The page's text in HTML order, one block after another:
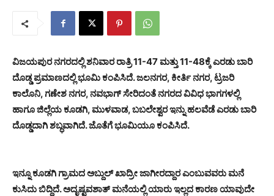
ವಿಜಯಪುರ ನಗರದಲ್ಲಿ ಶನಿವಾರ ರಾತ್ರಿ 11-47 ಮತ್ತು 11-48ಕ್ಕೆ ಎರಡು ಬಾರಿ
ದೊಡ್ಡ ಪ್ರಮಾಣದಲ್ಲಿ ಭೂಮಿ ಕಂಪಿಸಿದೆ. ಜಲನಗರ, ಕೀರ್ತಿ ನಗರ, ಟ್ರಜರಿ
ಕಾಲೊನಿ, ಗಣೇಶ ನಗರ, ನವಭಾಗ್ ಸೇರಿದಂತೆ ನಗರದ ವಿವಿಧ ಭಾಗಗಳಲ್ಲಿ
ಹಾಗೂ ಜಿಲ್ಲೆಯ ಕೂಡಗಿ, ಮುಳವಾಡ, ಬಬಲೇಶ್ವರ ಇನ್ನು ಹಲವೆಡೆ ಎರಡು ಬಾರಿ
ದೊಡ್ಡದಾಗಿ ಶಬ್ಧವಾಗಿದೆ. ಜೊತೆಗೆ ಭೂಮಿಯೂ ಕಂಪಿಸಿದೆ.
ಇನ್ನೂ ಕೂಡಗಿ ಗ್ರಾಮದ ಅಬ್ದುಲ್ ಖಾದ್ರೀ ಜಾಗೀರದ್ದಾರ ಎಂಬುವವರು ಮನೆ
ಕುಸಿದು ಬಿದ್ದಿದೆ. ಅದೃಷ್ಟವಶಾತ್ ಮನೆಯಲ್ಲಿ ಯಾರು ಇಲ್ಲದ ಕಾರಣ ಯಾವುದೇ